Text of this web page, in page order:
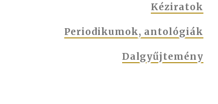
Kéziratok
Periodikumok, antológiák
Dalgyűjtemény